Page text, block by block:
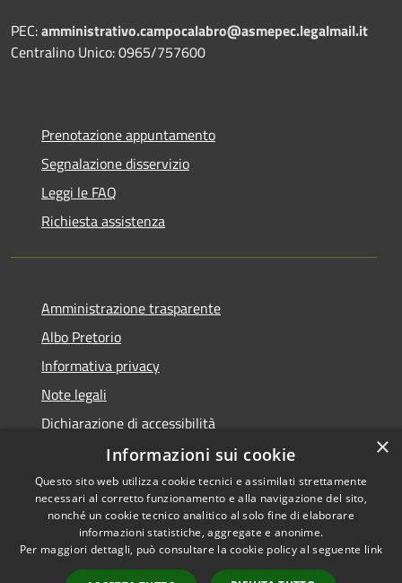
PEC:amministrativo.campocalabro@asmepec.legalmail.it
Centralino Unico: 0965/757600
Prenotazione appuntamento
Segnalazione disservizio
Leggi le FAQ
Richiesta assistenza
Amministrazione trasparente
Albo Pretorio
Informativa privacy
Note legali
Dichiarazione di accessibilità
Accessibilità
Privacy
Copyright © 2026 • Comune di
Campo Calabro • Powered by
Municipium•Accesso
×
Informazioni sui cookie
Questo sito web utilizza cookie tecnici e assimilati strettamente
necessari al corretto funzionamento e alla navigazione del sito,
nonché un cookie tecnico analitico al solo fine di elaborare
informazioni statistiche, aggregate e anonime.
Per maggiori dettagli, può consultare la cookie policy al seguente link